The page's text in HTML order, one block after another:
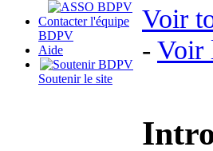
Contacter l'équipe
BDPV
Aide
Soutenir le site
Voir
- Voir